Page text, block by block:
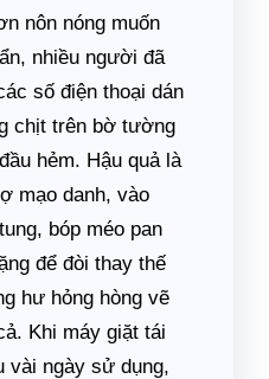
nôn nóng muốn
nhiều người đã
số điện thoại dán
chịt trên bờ tường
hẻm. Hậu quả là
mạo danh, vào
bóp méo pan
để đòi thay thế
hư hỏng hòng vẽ
Khi máy giặt tái
vài ngày sử dụng,